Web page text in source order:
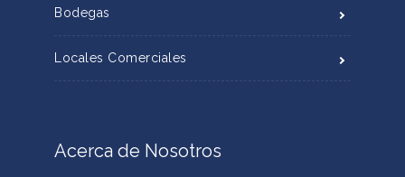
Bodegas
Locales Comerciales
Acerca de Nosotros